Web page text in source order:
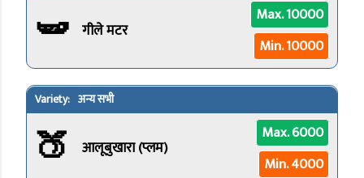
🫛 गीले मटर
Max. 10000
Min. 10000
अन्य सभी
🍑 आलूबुखारा (प्लम)
Max. 6000
Min. 4000